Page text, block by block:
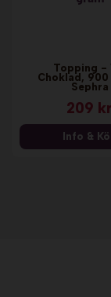
Topping -
Choklad, 900
Sephra
209 kr
Info &